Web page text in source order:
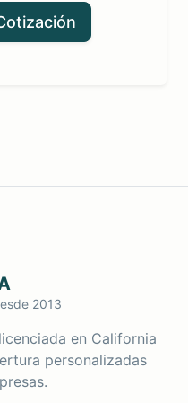
2013
en California
personalizadas